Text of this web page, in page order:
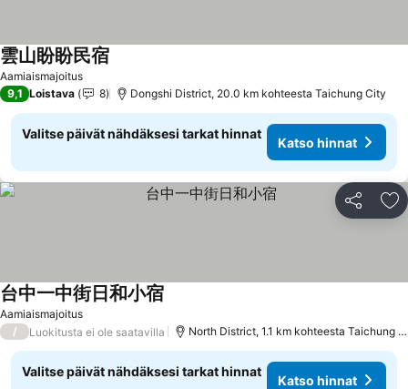
Aamiaismajoitus
雲山盼盼民宿
9,1 Loistava 8 Dongshi District, 20.0 km kohteesta Taichung City
Valitse päivät nähdäksesi tarkat hinnat
Katso hinnat
Jaa
Aamiaismajoitus
台中一中街日和小宿
/ Luokitusta ei ole saatavilla North District, 1.1 km kohteesta Taichung
Valitse päivät nähdäksesi tarkat hinnat
Katso hinnat